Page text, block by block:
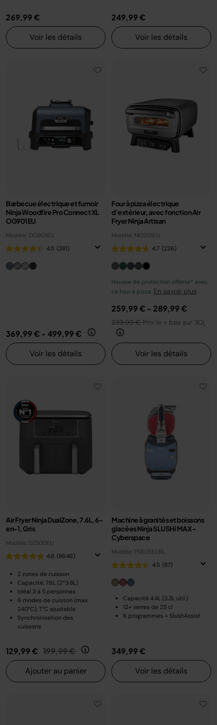
269,99 €
Voir les détails
249,99 €
Voir les détails
Barbecue électrique et fumoir
Ninja Woodfire Pro Connect XL
OG901EU
Modèle: OG901EU
4.5 (381)
369,99 €- 499,99 €
Voir les détails
Four à pizza électrique
d’extérieur, avec fonction Air
Fryer Ninja Artisan
Modèle: MO201EU
4.7 (226)
Housse de protection offerte* avec
ce four à pizza. En savoir plus
259,99 €- 289,99 €
239,99 €Prix le + bas sur 30j
Voir les détails
Air Fryer Ninja DualZone, 7.6L, 6-
en-1, Gris
Modèle: DZ300EU
4.8 (8646)
2 zones de cuisson
Capacité: 7.6L (2*3.8L)
Idéal 3 à 5 personnes
6 modes de cuisson (max
240°C), T°C ajustable
Synchronisation des
cuissons
129,99 € Prix réduit de
199,99 € au
Ajouter au panier
Machine à granités et boissons
glacées Ninja SLUSHi MAX -
Cyberspace
Modèle: FS605EUBL
4.5 (87)
Capacité 4.4L (3.3L util.)
12+ verres de 25 cl
6 programmes + SlushAssist
349,99 €
Voir les détails